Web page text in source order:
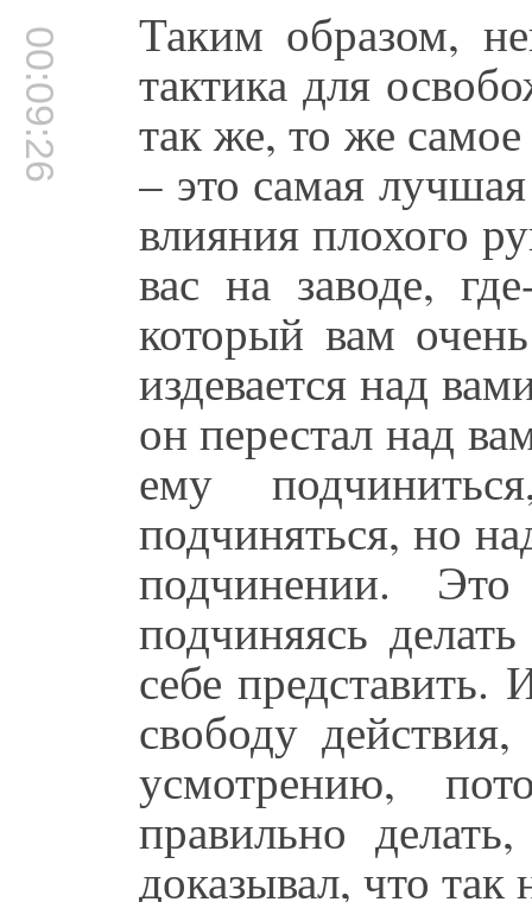
00:09:26 Таким образом,
тактика для
так же, то же
– это самая
влияния плохого
вас на заводе,
который вам
издевается над
он перестал над
ему
подчиняться, но
подчинении.
подчиняясь
себе
свободу
усмотрению,
правильно
доказывал, что так